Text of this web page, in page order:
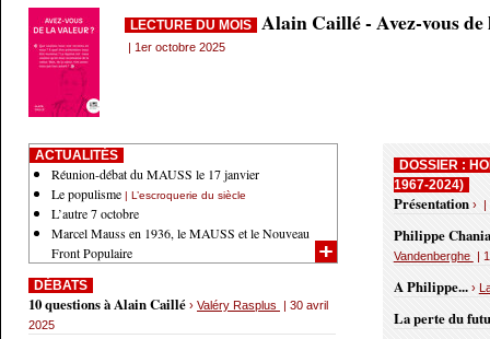
LECTURE DU MOIS Alain Caillé - Avez-vous
| 1er octobre 2025
DOSSIER :
1967-2024)
Présentation › |
Philippe
Vandenberghe |
A Philippe... ›
La perte du
ACTUALITÉS
Réunion-débat du MAUSS le 17 janvier
Le populisme | L’escroquerie du siècle
L’autre 7 octobre
Marcel Mauss en 1936, le MAUSS et le Nouveau
Front Populaire
DÉBATS
10 questions à Alain Caillé › Valéry Rasplus
| 30 avril
2025